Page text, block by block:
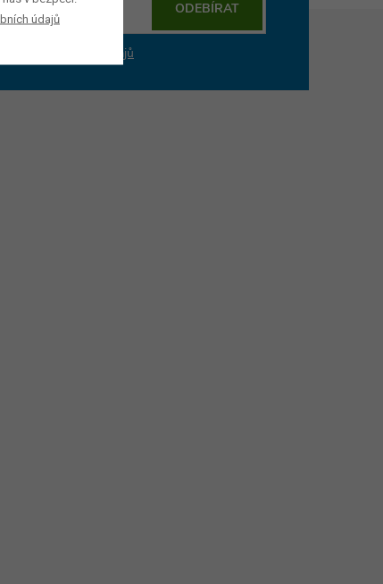
ochrany osobních údajů
ODEBÍRAT
údajů